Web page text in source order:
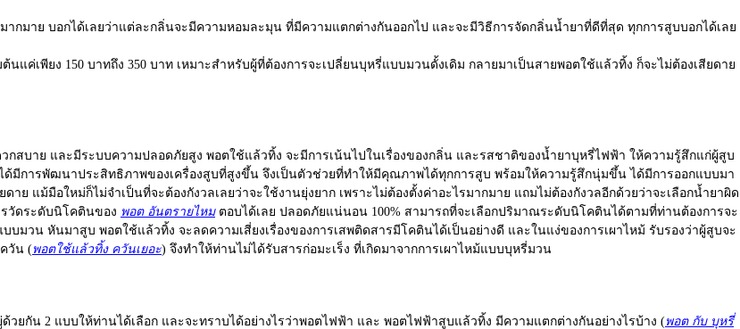
กมาย บอกได้เลยว่าแต่ละกลิ่นจะมีความหอมละมุน ที่มีความแตกต่างกันออกไป และจะมีวิธีการจัดกลิ่นน้ำยาที่ดีที่สุด ทุกการสูบบอกได้เลย
แค่เพียง 150 บาทถึง 350 บาท เหมาะสำหรับผู้ที่ต้องการจะเปลี่ยนบุหรี่แบบมวนดั้งเดิม กลายมาเป็นสายพอตใช้แล้วทิ้ง ก็จะไม่ต้องเสียดาย
กสบาย และมีระบบความปลอดภัยสูง พอตใช้แล้วทิ้ง จะมีการเน้นไปในเรื่องของกลิ่น และรสชาติของน้ำยาบุหรี่ไฟฟ้า ให้ความรู้สึกแก่ผู้สูบ
มีการพัฒนาประสิทธิภาพของเครื่องสูบที่สูงขึ้น จึงเป็นตัวช่วยที่ทำให้มีคุณภาพได้ทุกการสูบ พร้อมให้ความรู้สึกนุ่มขึ้น ได้มีการออกแบบมา
ย แม้มือใหม่ก็ไม่จำเป็นที่จะต้องกังวลเลยว่าจะใช้งานยุ่งยาก เพราะไม่ต้องตั้งค่าอะไรมากมาย แถมไม่ต้องกังวลอีกด้วยว่าจะเลือกน้ำยาผิด
รวัดระดับนิโคตินของ พอต อันตรายไหม ตอบได้เลย ปลอดภัยแน่นอน 100% สามารถที่จะเลือกปริมาณระดับนิโคตินได้ตามที่ท่านต้องการจะ
มวน หันมาสูบ พอตใช้แล้วทิ้ง จะลดความเสี่ยงเรื่องของการเสพติดสารมีโคตินได้เป็นอย่างดี และในแง่ของการเผาไหม้ รับรองว่าผู้สูบจะ
วัน (พอตใช้แล้วทิ้ง ควันเยอะ) จึงทำให้ท่านไม่ได้รับสารก่อมะเร็ง ที่เกิดมาจากการเผาไหม้แบบบุหรี่มวน
ด้วยกัน 2 แบบให้ท่านได้เลือก และจะทราบได้อย่างไรว่าพอตไฟฟ้า และ พอตไฟฟ้าสูบแล้วทิ้ง มีความแตกต่างกันอย่างไรบ้าง (พอต กับ บุหรี่